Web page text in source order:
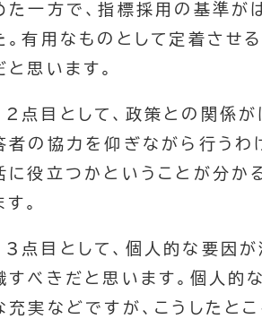
た一方で、指標採用の基準が
。有用なものとして定着させ
と思います。
2点目として、政策との関係
者の協力を仰ぎながら行うわ
に役立つかということが分か
す。
3点目として、個人的な要因
すべきだと思います。個人的
充実などですが、こうしたと